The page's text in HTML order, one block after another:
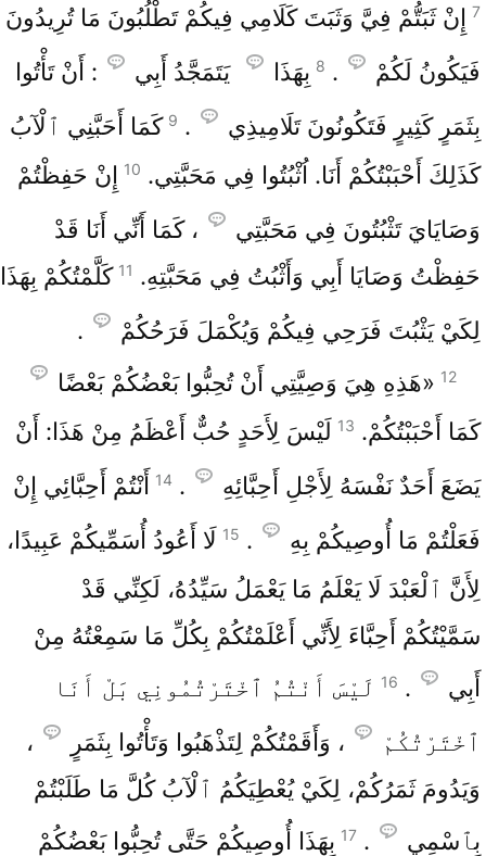
7 إِنْ ثَبَتُّمْ فِيَّ وَثَبَتَ كَلَامِي فِيكُمْ تَطْلُبُونَ مَا تُرِيدُونَ
فَيَكُونُ لَكُمْ
.
8 بِهَذَا يَتَمَجَّدُ أَبِي
: أَنْ تَأْتُوا
بِثَمَرٍ كَثِيرٍ فَتَكُونُونَ تَلَامِيذِي
.
9 كَمَا أَحَبَّنِي ٱلْآبُ
كَذَلِكَ أَحْبَبْتُكُمْ أَنَا. اُثْبُتُوا فِي مَحَبَّتِي. 10 إِنْ حَفِظْتُمْ
وَصَايَايَ تَثْبُتُونَ فِي مَحَبَّتِي
، كَمَا أَنِّي أَنَا قَدْ
حَفِظْتُ وَصَايَا أَبِي وَأَثْبُتُ فِي مَحَبَّتِهِ. 11 كَلَّمْتُكُمْ بِهَذَا
لِكَيْ يَثْبُتَ فَرَحِي فِيكُمْ وَيُكْمَلَ فَرَحُكُمْ
.
12 «هَذِهِ هِيَ وَصِيَّتِي أَنْ تُحِبُّوا بَعْضُكُمْ بَعْضًا
كَمَا أَحْبَبْتُكُمْ. 13 لَيْسَ لِأَحَدٍ حُبٌّ أَعْظَمُ مِنْ هَذَا: أَنْ
يَضَعَ أَحَدٌ نَفْسَهُ لِأَجْلِ أَحِبَّائِهِ
.
14 أَنْتُمْ أَحِبَّائِي إِنْ
فَعَلْتُمْ مَا أُوصِيكُمْ بِهِ
.
15 لَا أَعُودُ أُسَمِّيكُمْ عَبِيدًا،
لِأَنَّ ٱلْعَبْدَ لَا يَعْلَمُ مَا يَعْمَلُ سَيِّدُهُ، لَكِنِّي قَدْ
سَمَّيْتُكُمْ أَحِبَّاءَ لِأَنِّي أَعْلَمْتُكُمْ بِكُلِّ مَا سَمِعْتُهُ مِنْ
أَبِي
.
16 لَيْسَ أَنْتُمُ ٱخْتَرْتُمُونِي بَلْ أَنَا
ٱخْتَرْتُكُمْ
، وَأَقَمْتُكُمْ لِتَذْهَبُوا وَتَأْتُوا بِثَمَرٍ
،
وَيَدُومَ ثَمَرُكُمْ، لِكَيْ يُعْطِيَكُمُ ٱلْآبُ كُلَّ مَا طَلَبْتُمْ
بِٱسْمِي
.
17 بِهَذَا أُوصِيكُمْ حَتَّى تُحِبُّوا بَعْضُكُمْ